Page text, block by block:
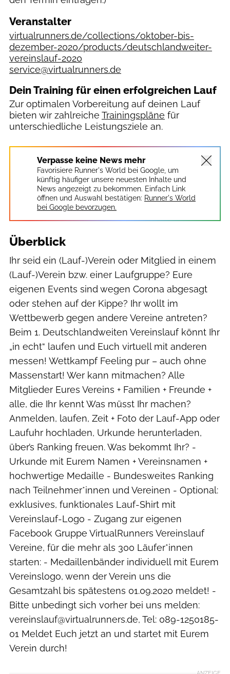
Veranstalter
virtualrunners.de/collections/oktober-bis-
dezember-2020/products/deutschlandweiter-
vereinslauf-2020
service@virtualrunners.de
Dein Training für einen erfolgreichen Lauf
Zur optimalen Vorbereitung auf deinen Lauf
bieten wir zahlreiche Trainingspläne für
unterschiedliche Leistungsziele an.
Verpasse keine News mehr
Favorisiere Runner's World bei Google, um
künftig häufiger unsere neuesten Inhalte und
News angezeigt zu bekommen. Einfach Link
öffnen und Auswahl bestätigen: Runner's World
bei Google bevorzugen.
Überblick
Ihr seid ein (Lauf-)Verein oder Mitglied in einem
(Lauf-)Verein bzw. einer Laufgruppe? Eure
eigenen Events sind wegen Corona abgesagt
oder stehen auf der Kippe? Ihr wollt im
Wettbewerb gegen andere Vereine antreten?
Beim 1. Deutschlandweiten Vereinslauf könnt Ihr
„in echt“ laufen und Euch virtuell mit anderen
messen! Wettkampf Feeling pur – auch ohne
Massenstart! Wer kann mitmachen? Alle
Mitglieder Eures Vereins + Familien + Freunde +
alle, die Ihr kennt Was müsst Ihr machen?
Anmelden, laufen, Zeit + Foto der Lauf-App oder
Laufuhr hochladen, Urkunde herunterladen,
über’s Ranking freuen. Was bekommt Ihr? -
Urkunde mit Eurem Namen + Vereinsnamen +
hochwertige Medaille - Bundesweites Ranking
nach Teilnehmer*innen und Vereinen - Optional:
exklusives, funktionales Lauf-Shirt mit
Vereinslauf-Logo - Zugang zur eigenen
Facebook Gruppe VirtualRunners Vereinslauf
Vereine, für die mehr als 300 Läufer*innen
starten: - Medaillenbänder individuell mit Eurem
Vereinslogo, wenn der Verein uns die
Gesamtzahl bis spätestens 01.09.2020 meldet! -
Bitte unbedingt sich vorher bei uns melden:
vereinslauf@virtualrunners.de, Tel: 089-1250185-
01 Meldet Euch jetzt an und startet mit Eurem
Verein durch!